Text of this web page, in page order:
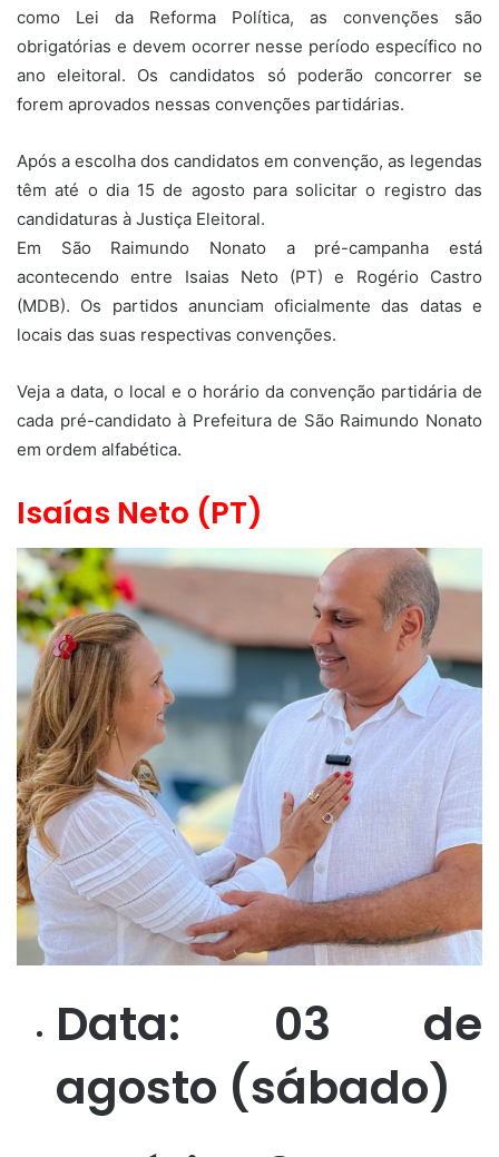
como Lei da Reforma Política, as convenções são
obrigatórias e devem ocorrer nesse período específico no
ano eleitoral. Os candidatos só poderão concorrer se
forem aprovados nessas convenções partidárias.
Após a escolha dos candidatos em convenção, as legendas
têm até o dia 15 de agosto para solicitar o registro das
candidaturas à Justiça Eleitoral.
Em São Raimundo Nonato a pré-campanha está
acontecendo entre Isaias Neto (PT) e Rogério Castro
(MDB). Os partidos anunciam oficialmente das datas e
locais das suas respectivas convenções.
Veja a data, o local e o horário da convenção partidária de
cada pré-candidato à Prefeitura de São Raimundo Nonato
em ordem alfabética.
Isaías Neto (PT)
Data: 03 de
agosto (sábado)